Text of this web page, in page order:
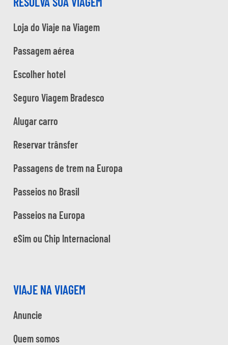
Loja do Viaje na Viagem
Passagem aérea
Escolher hotel
Seguro Viagem Bradesco
Alugar carro
Reservar trânsfer
Passagens de trem na Europa
Passeios no Brasil
Passeios na Europa
eSim ou Chip Internacional
VIAJE NA VIAGEM
Anuncie
Quem somos